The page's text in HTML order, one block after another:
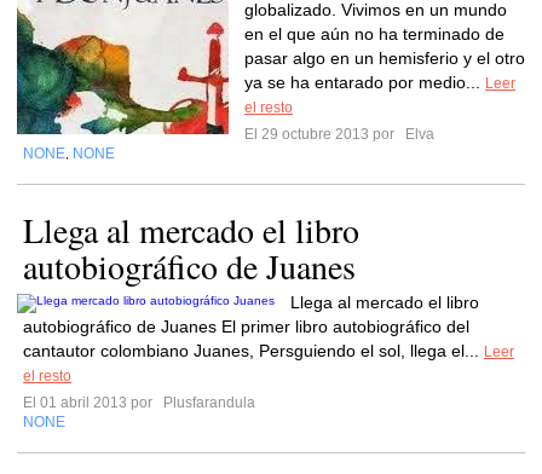
globalizado. Vivimos en un mundo
en el que aún no ha terminado de
pasar algo en un hemisferio y el otro
ya se ha entarado por medio...
Leer
el resto
El 29 octubre 2013 por
Elva
NONE NONE
Llega al mercado el libro
autobiográfico de Juanes
Llega al mercado el libro
autobiográfico de Juanes El primer libro autobiográfico del
cantautor colombiano Juanes, Persguiendo el sol, llega el...
Leer
el resto
El 01 abril 2013 por
Plusfarandula
NONE